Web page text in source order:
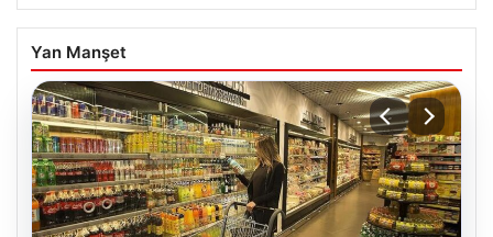
Yan Manşet